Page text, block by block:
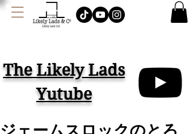
AMES LOCK & CO. ハット イギリス
The Likely Lads
Yutube
ジェームスロックのとろ